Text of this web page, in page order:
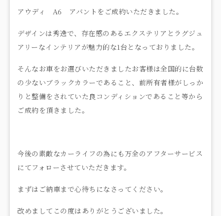
アウディ A6 アバントをご成約いただきました。
デザインは秀逸で、存在感のあるエクステリアとラグジュ
アリーなインテリアが魅力的な1 台となっておりました。
そんなお車をお選びいただきましたお客様は全国的に台数
の少ないブラックカラーであること、前所有者様がしっか
りと整備をされていた良コンディションであること等から
ご成約を頂きました。
今後の素敵なカーライフの為にも万全のアフターサービス
にてフォローさせていただきます。
まずはご納車まで心待ちになさってください。
改めましてこの度はありがとうございました。